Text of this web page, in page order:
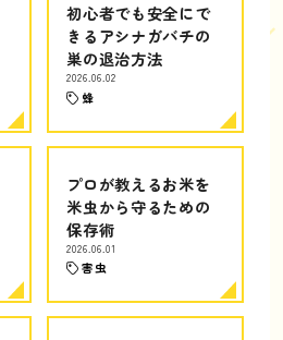
初心者でも安全にで
きるアシナガバチの
巣の退治方法
2026.06.02
蜂
プロが教えるお米を
米虫から守るための
保存術
2026.06.01
害虫